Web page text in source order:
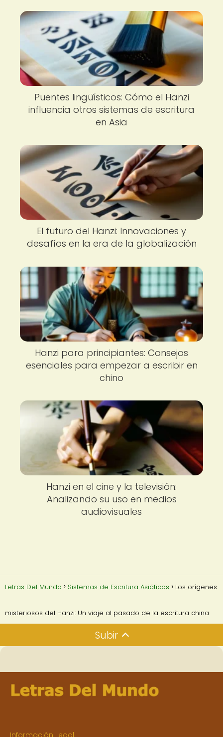
Puentes lingüísticos: Cómo el Hanzi
influencia otros sistemas de escritura
en Asia
El futuro del Hanzi: Innovaciones y
desafíos en la era de la globalización
Hanzi para principiantes: Consejos
esenciales para empezar a escribir en
chino
Hanzi en el cine y la televisión:
Analizando su uso en medios
audiovisuales
Letras Del Mundo Sistemas de Escritura Asiáticos Los orígenes
misteriosos del Hanzi: Un viaje al pasado de la escritura china
Subir
Información Legal